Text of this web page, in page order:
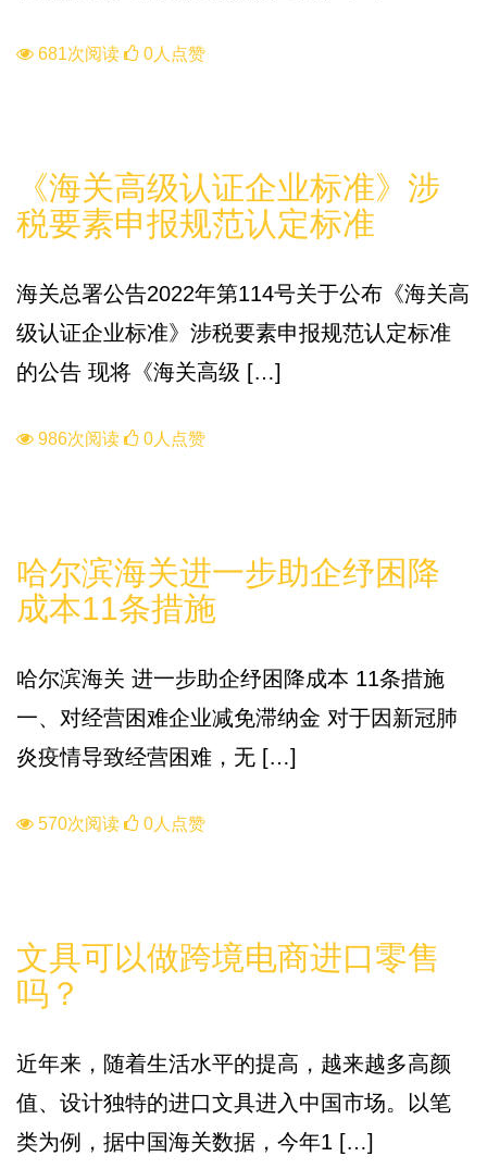
681次阅读 0人点赞
《海关高级认证企业标准》涉
税要素申报规范认定标准
海关总署公告2022年第114号关于公布《海关高
级认证企业标准》涉税要素申报规范认定标准
的公告 现将《海关高级 […]
986次阅读 0人点赞
哈尔滨海关进一步助企纾困降
成本11条措施
哈尔滨海关 进一步助企纾困降成本 11条措施
一、对经营困难企业减免滞纳金 对于因新冠肺
炎疫情导致经营困难，无 […]
570次阅读 0人点赞
文具可以做跨境电商进口零售
吗？
近年来，随着生活水平的提高，越来越多高颜
值、设计独特的进口文具进入中国市场。以笔
类为例，据中国海关数据，今年1 […]